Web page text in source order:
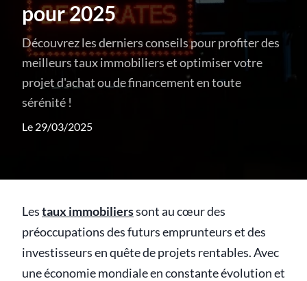
pour 2025
Découvrez les derniers conseils pour profiter des
meilleurs taux immobiliers et optimiser votre
projet d'achat ou de financement en toute
sérénité !
Le 29/03/2025
Lestaux immobilierssont au cœur des
préoccupations des futurs emprunteurs et des
investisseurs en quête de projets rentables. Avec
une économie mondiale en constante évolution et